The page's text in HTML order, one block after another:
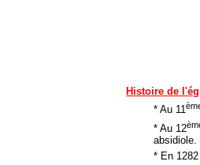
Histoire de
* Au 11
* Au 12
absidiole.
* En